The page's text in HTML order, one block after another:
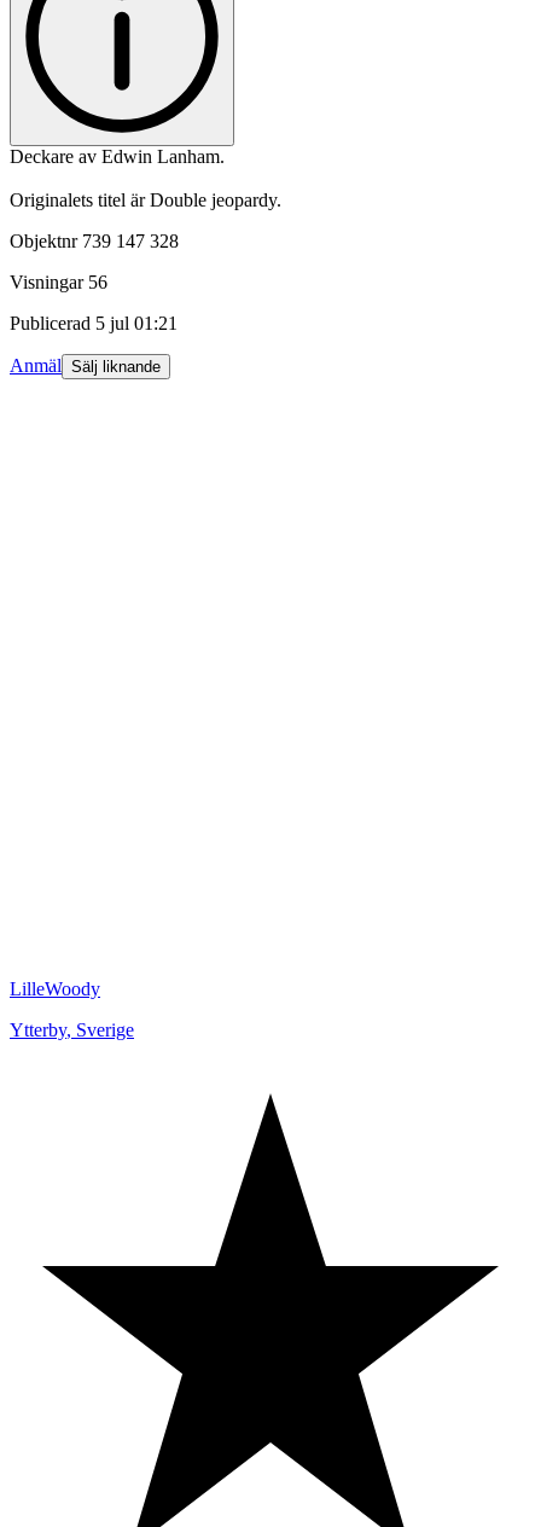
Deckare av Edwin Lanham.
Originalets titel är Double jeopardy.
Objektnr 739 147 328
Visningar 56
Publicerad 5 jul 01:21
Anmäl Sälj liknande
LilleWoody
Ytterby, Sverige